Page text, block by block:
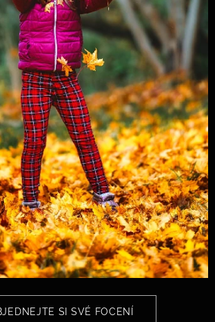
SI SVÉ FOCENÍ